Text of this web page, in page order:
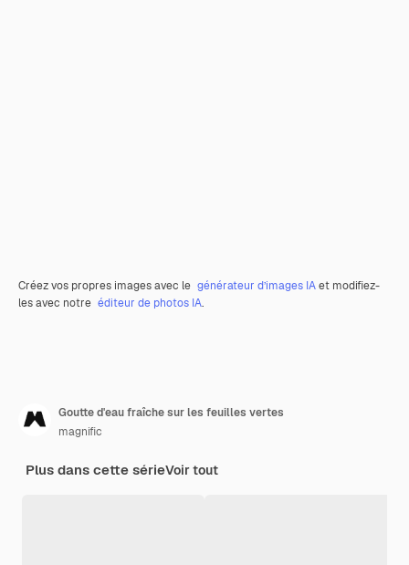
Créez vos propres images avec le générateur d’images IAet modifiez-
les avec notre éditeur de photos IA.
Goutte d'eau fraîche sur les feuilles vertes
magnific
Plus dans cette sérieVoir tout